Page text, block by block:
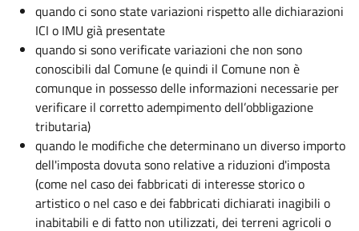
quando ci sono state variazioni rispetto alle dichiarazioni
ICI o IMU già presentate
quando si sono verificate variazioni che non sono
conoscibili dal Comune (e quindi il Comune non è
comunque in possesso delle informazioni necessarie per
verificare il corretto adempimento dell’obbligazione
tributaria)
quando le modifiche che determinano un diverso importo
dell'imposta dovuta sono relative a riduzioni d'imposta
(come nel caso dei fabbricati di interesse storico o
artistico o nel caso e dei fabbricati dichiarati inagibili o
inabitabili e di fatto non utilizzati, dei terreni agricoli o